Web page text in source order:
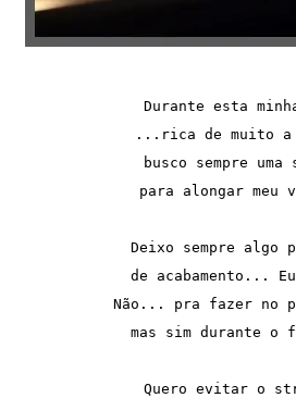
Durante esta
...rica de muito a
busco sempre uma
para alongar meu
Deixo sempre algo
de acabamento...
Não... pra fazer no
mas sim durante o
Quero evitar o